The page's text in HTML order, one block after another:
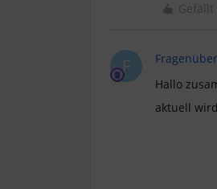
F
Hallo
aktuell